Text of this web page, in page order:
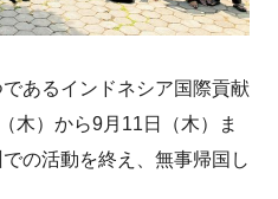
あるインドネシア国際貢献
木）から9月11日（木）ま
の活動を終え、無事帰国し